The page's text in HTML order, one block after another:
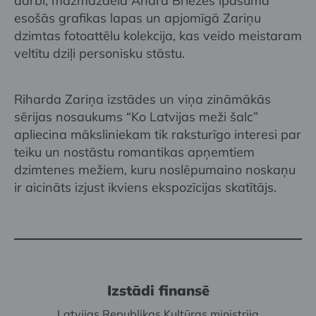
esošās grafikas lapas un apjomīgā Zariņu
dzimtas fotoattēlu kolekcija, kas veido meistaram
veltītu dziļi personisku stāstu.
Riharda Zariņa izstādes un viņa zināmākās
sērijas nosaukums “Ko Latvijas meži šalc”
apliecina māksliniekam tik raksturīgo interesi par
teiku un nostāstu romantikas apņemtiem
dzimtenes mežiem, kuru noslēpumaino noskaņu
ir aicināts izjust ikviens ekspozīcijas skatītājs.
Izstādi finansē